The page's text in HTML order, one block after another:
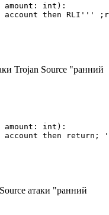
amount: int):
account then RLI'''
Trojan Source "ранний
amount: int):
account then return;
атаки "ранний